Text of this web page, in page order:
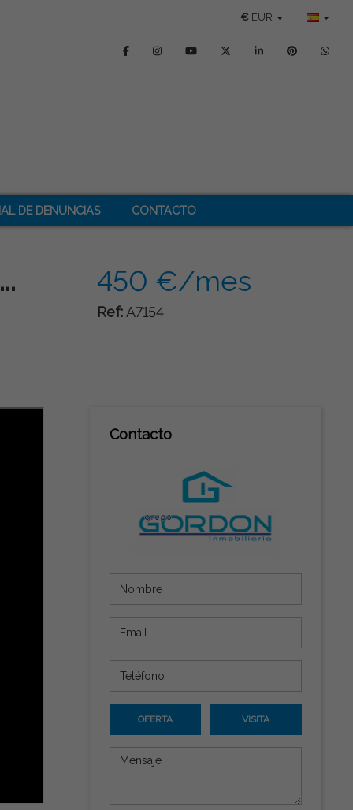
€ EUR
DE DENUNCIAS CONTACTO
450 €/mes
Ref: A7154
Contacto
OFERTA VISITA